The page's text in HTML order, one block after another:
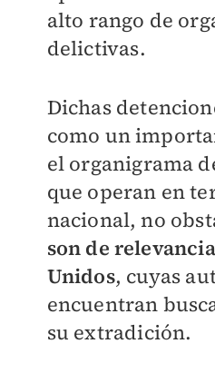
alto rango de
delictivas.
Dichas
como un
el organigrama
que operan en
nacional, no
son de
Unidos, cuyas
encuentran
su extradición.